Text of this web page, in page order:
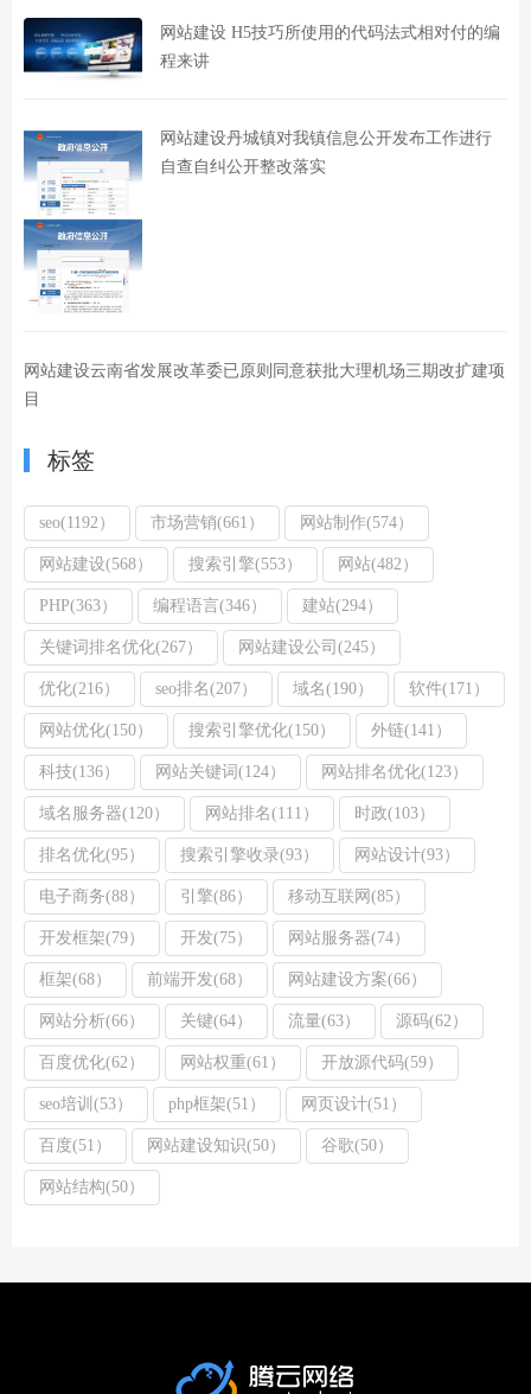
网站建设 H5技巧所使用的代码法式相对付的编
程来讲
网站建设丹城镇对我镇信息公开发布工作进行
自查自纠公开整改落实
网站建设云南省发展改革委已原则同意获批大理机场三期改扩建项
目
标签
seo(1192） 市场营销(661） 网站制作(574）
网站建设(568） 搜索引擎(553） 网站(482）
PHP(363） 编程语言(346） 建站(294）
关键词排名优化(267） 网站建设公司(245）
优化(216） seo排名(207） 域名(190） 软件(171）
网站优化(150） 搜索引擎优化(150） 外链(141）
科技(136） 网站关键词(124） 网站排名优化(123）
域名服务器(120） 网站排名(111） 时政(103）
排名优化(95） 搜索引擎收录(93） 网站设计(93）
电子商务(88） 引擎(86） 移动互联网(85）
开发框架(79） 开发(75） 网站服务器(74）
框架(68） 前端开发(68） 网站建设方案(66）
网站分析(66） 关键(64） 流量(63） 源码(62）
百度优化(62） 网站权重(61） 开放源代码(59）
seo培训(53） php框架(51） 网页设计(51）
百度(51） 网站建设知识(50） 谷歌(50）
网站结构(50）